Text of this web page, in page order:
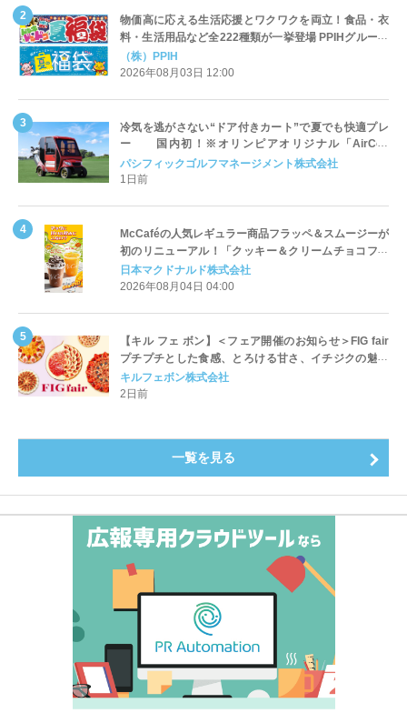
物価高に応える生活応援とワクワクを両立！食品・衣
料・生活用品など全222種類が一挙登場 PPIHグループ
「夏福袋」＆セール 8月6日(木)より順次スタート
（株）PPIH
2026年08月03日 12:00
冷気を逃がさない“ドア付きカート”で夏でも快適プレ
ー 国内初！※オリンピアオリジナル「AirCon
Cart（エアコンカート）」導入 | ＰＧＭ
パシフィックゴルフマネージメント株式会社
1日前
McCaféの人気レギュラー商品フラッペ＆スムージーが
初のリニューアル！「クッキー＆クリームチョコフラ
ッペ」「マンゴースムージー」8月5日（水）から販売
開始
日本マクドナルド株式会社
2026年08月04日 04:00
【キル フェ ボン】＜フェア開催のお知らせ＞FIG fair
プチプチとした食感、とろける甘さ、イチジクの魅力
をたっぷりと。新作を含め、イチジク尽くしの全4種が
登場8月20日（木）スタート
キルフェボン株式会社
2日前
一覧を見る